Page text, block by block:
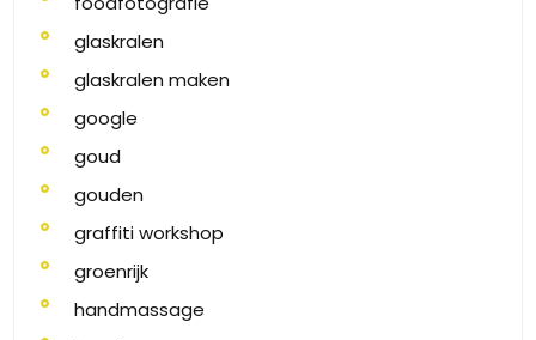
glaskralen
glaskralen maken
google
goud
gouden
graffiti workshop
groenrijk
handmassage